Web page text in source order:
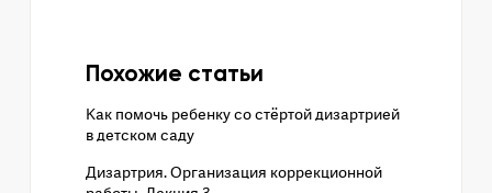
Похожие статьи
Как помочь ребенку со стёртой дизартрией
в детском саду
Дизартрия. Организация коррекционной